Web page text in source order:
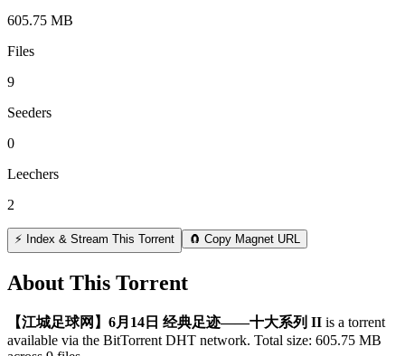
605.75 MB
Files
9
Seeders
0
Leechers
2
⚡ Index & Stream This Torrent 🧲 Copy Magnet URL
About This Torrent
【江城足球网】6月14日 经典足迹——十大系列 II is a torrent
available via the BitTorrent DHT network. Total size: 605.75 MB